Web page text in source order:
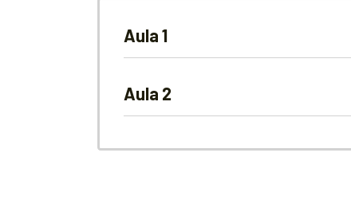
Aula 1
Aula 2